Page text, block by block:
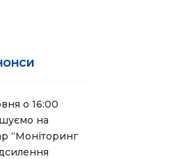
о 16:00
на
“Моніторинг